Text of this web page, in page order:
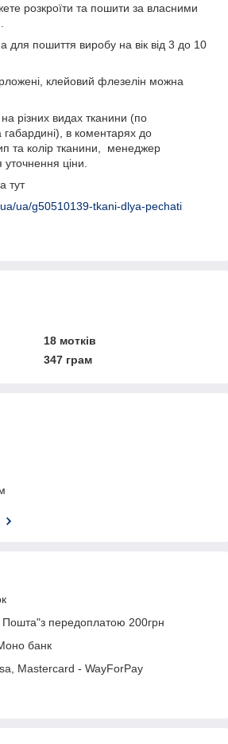
розкроїти та пошити за власними
для пошиття виробу на вік від 3 до 10
клейовий флезелін можна
різних видах тканини (по
в коментарях до
та колір тканини, менеджер
ціни.
тут
ua/g50510139-tkani-dlya-pechati
18 мотків
347 грам
Пошта"з передоплатою 200грн
банк
Mastercard - WayForPay